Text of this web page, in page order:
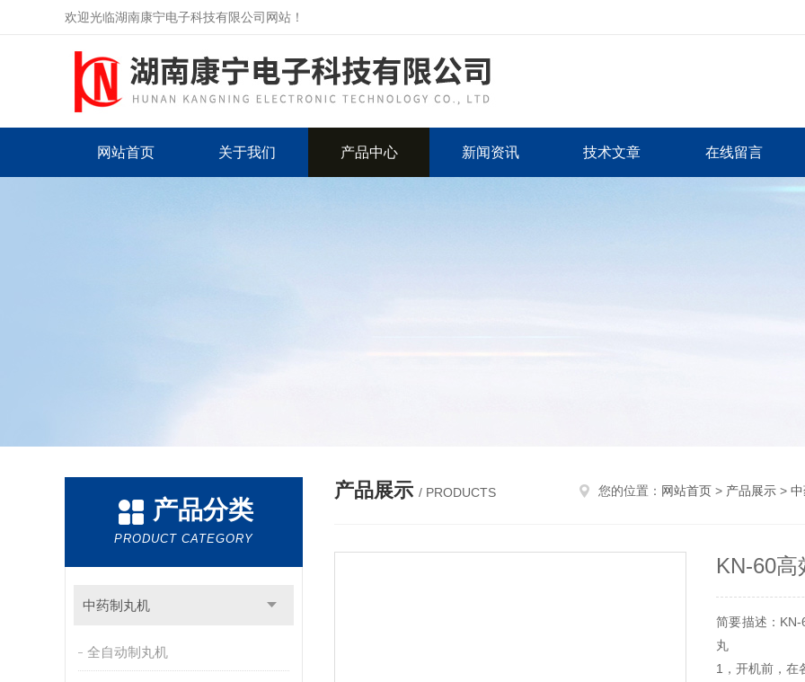
欢迎光临湖南康宁电子科技有限公司网站！
网站首页 关于我们 产品中心 新闻资讯 技术文章 在线留言
产品分类
PRODUCT CATEGORY
中药制丸机
全自动制丸机
产品展示 / PRODUCTS 您的位置： 网站首页 > 产品展示 >
KN-60
简要描述：
丸
1，开机前，在